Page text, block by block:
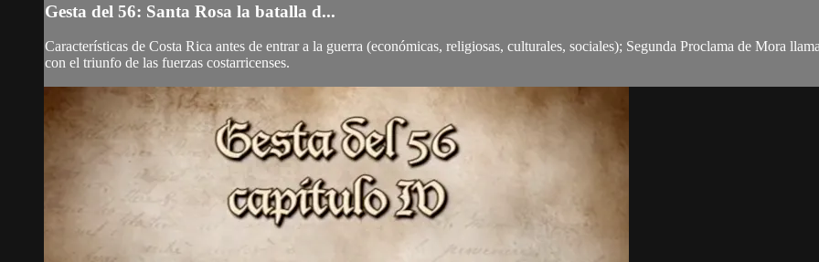
Gesta del 56: Santa Rosa la batalla d...
Características de Costa Rica antes de entrar a la guerra (económicas, religiosas, culturales, sociales); Segunda Proclama de Mora
con el triunfo de las fuerzas costarricenses.